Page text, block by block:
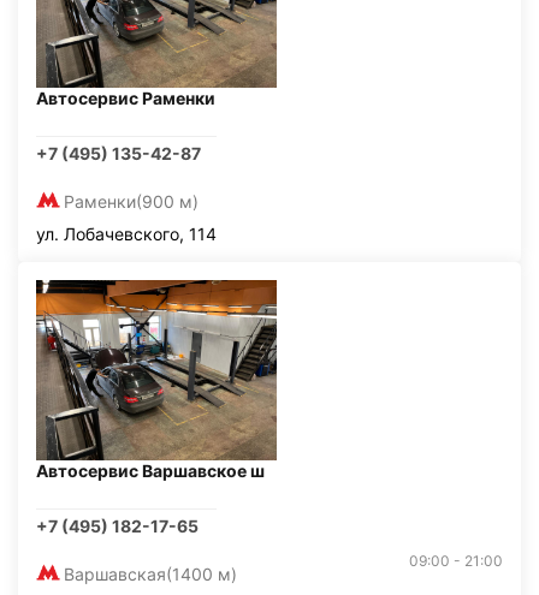
Автосервис Раменки
+7 (495) 135-42-87
Раменки(900 м)
ул. Лобачевского, 114
Автосервис Варшавское ш
+7 (495) 182-17-65
Варшавская(1400 м)
09:00 - 21:00